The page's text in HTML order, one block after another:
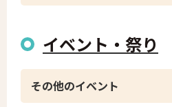
イベント・祭り
その他のイベント